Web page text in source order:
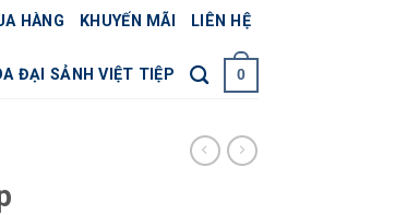
HÀNG KHUYẾN MÃI LIÊN HỆ
ĐẠI SẢNH VIỆT TIỆP 0